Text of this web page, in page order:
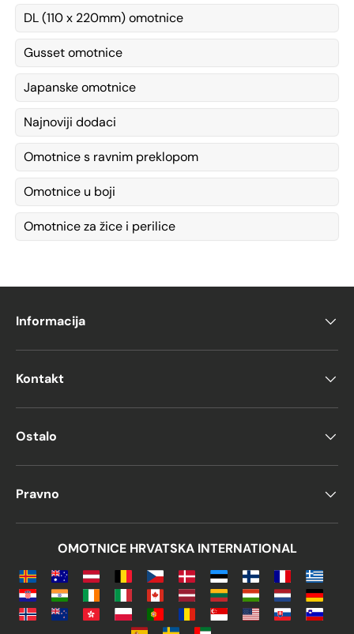
DL (110 x 220mm) omotnice
Gusset omotnice
Japanske omotnice
Najnoviji dodaci
Omotnice s ravnim preklopom
Omotnice u boji
Omotnice za žice i perilice
Informacija
Kontakt
Ostalo
Pravno
OMOTNICE HRVATSKA INTERNATIONAL